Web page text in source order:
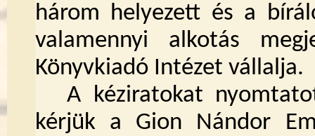
három helyezett és a
valamennyi alkotás
Könyvkiadó Intézet vállalja.
A kéziratokat
kérjük a Gion Nándor